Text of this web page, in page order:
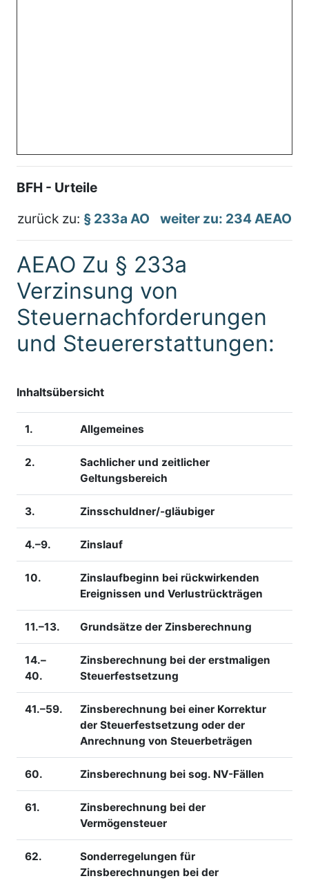
BFH - Urteile
zurück zu: § 233a AO weiter zu: 234 AEAO
AEAO Zu § 233a
Verzinsung von
Steuernachforderungen
und Steuererstattungen:
Inhaltsübersicht
1. Allgemeines
2.
Sachlicher und zeitlicher
Geltungsbereich
3. Zinsschuldner/-gläubiger
4.–9. Zinslauf
10.
Zinslaufbeginn bei rückwirkenden
Ereignissen und Verlustrückträgen
11.–13. Grundsätze der Zinsberechnung
14.–
40.
Zinsberechnung bei der erstmaligen
Steuerfestsetzung
41.–59.
Zinsberechnung bei einer Korrektur
der Steuerfestsetzung oder der
Anrechnung von Steuerbeträgen
60. Zinsberechnung bei sog. NV-Fällen
61.
Zinsberechnung bei der
Vermögensteuer
62.
Sonderregelungen für
Zinsberechnungen bei der